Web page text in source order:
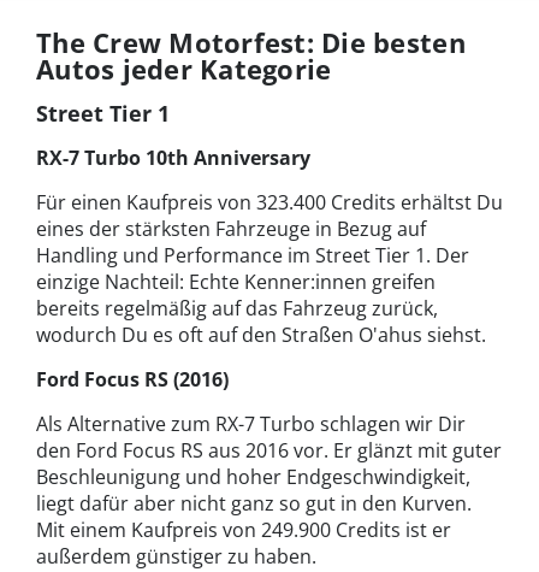
The Crew Motorfest: Die besten
Autos jeder Kategorie
Street Tier 1
RX-7 Turbo 10th Anniversary
Für einen Kaufpreis von 323.400 Credits erhältst Du
eines der stärksten Fahrzeuge in Bezug auf
Handling und Performance im Street Tier 1. Der
einzige Nachteil: Echte Kenner:innen greifen
bereits regelmäßig auf das Fahrzeug zurück,
wodurch Du es oft auf den Straßen O'ahus siehst.
Ford Focus RS (2016)
Als Alternative zum RX-7 Turbo schlagen wir Dir
den Ford Focus RS aus 2016 vor. Er glänzt mit guter
Beschleunigung und hoher Endgeschwindigkeit,
liegt dafür aber nicht ganz so gut in den Kurven.
Mit einem Kaufpreis von 249.900 Credits ist er
außerdem günstiger zu haben.